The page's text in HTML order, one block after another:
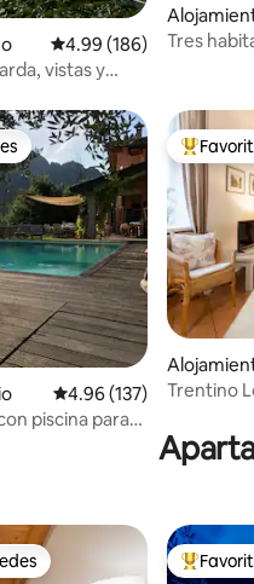
Calificación promedio:
4.99 (186)
vistas y
aco
Tres
Calificación promedio:
4.96 (137)
piscina para
Favorito
Trentino
preferido Favorito